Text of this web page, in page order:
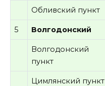
Обливский пункт
5 Волгодонский
Волгодонский
пункт
Цимлянский пункт